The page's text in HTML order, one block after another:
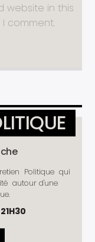
website in this
comment.
autour d'une